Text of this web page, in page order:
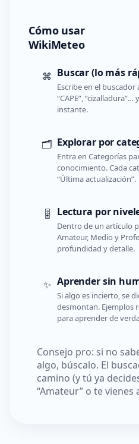
Cómo usar
WikiMeteo
⌘ Buscar (lo más
Escribe en el buscador
“CAPE”,
instante.
🗂️ Explorar por
Entra en Categorías
conocimiento. Cada
“Última actualización”.
🎚️ Lectura por
Dentro de un artículo
Amateur, Medio y
profundidad y detalle.
✨ Aprender sin
Si algo es incierto, se
desmontan. Ejemplos
para aprender de
Consejo pro: si no
algo, búscalo. El
camino (y tú ya
“Amateur” o te vienes